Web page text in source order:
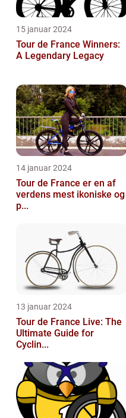
15 januar 2024
Tour de France Winners:
A Legendary Legacy
14 januar 2024
Tour de France er en af
verdens mest ikoniske og
p...
13 januar 2024
Tour de France Live: The
Ultimate Guide for
Cyclin...